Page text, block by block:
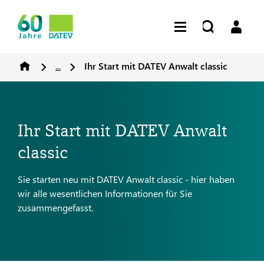
... Ihr Start mit DATEV Anwalt classic
Ihr Start mit DATEV Anwalt
classic
Sie starten neu mit DATEV Anwalt classic - hier haben
wir alle wesentlichen Informationen für Sie
zusammengefasst.